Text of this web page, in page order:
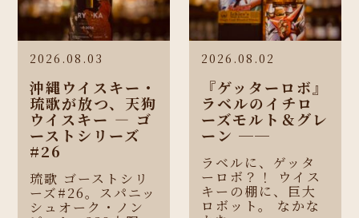
2026.08.03
沖縄ウイスキー・
琉歌が放つ、天狗
ウイスキー ― ゴ
ーストシリーズ
#26
琉歌 ゴーストシリ
ーズ#26。スパニッ
シュオーク・ノン
2026.08.02
『ゲッターロボ』
ラベルのイチロ
ーズモルト＆グレ
ーン ──
ラベルに、ゲッタ
ーロボ？！ ウイス
キーの棚に、巨大
ロボット。 なかな